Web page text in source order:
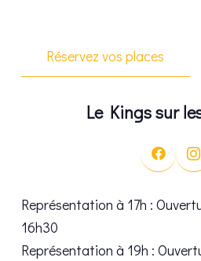
Réservez vos places
Le Kings sur
Représentation à 17h :
16h30
Représentation à 19h :